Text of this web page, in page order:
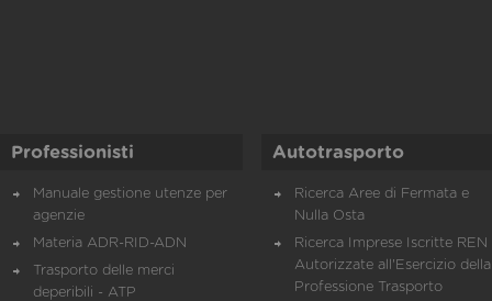
Professionisti
Manuale gestione utenze per
agenzie
Materia ADR-RID-ADN
Trasporto delle merci
deperibili - ATP
Autotrasporto
Ricerca Aree di Fermata e
Nulla Osta
Ricerca Imprese Iscritte REN
Autorizzate all'Esercizio della
Professione Trasporto